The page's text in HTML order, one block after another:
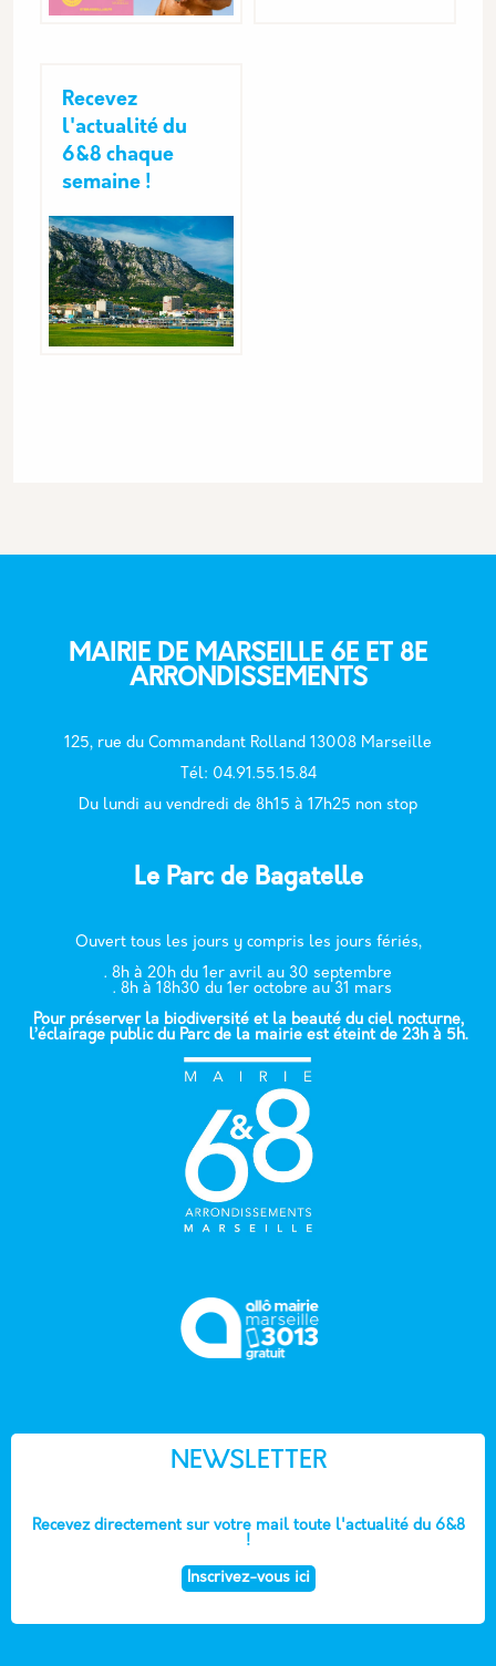
Recevez
l'actualité du
6&8 chaque
semaine !
MAIRIE DE MARSEILLE 6E ET 8E
ARRONDISSEMENTS
125, rue du Commandant Rolland 13008 Marseille
Tél: 04.91.55.15.84
Du lundi au vendredi de 8h15 à 17h25 non stop
Le Parc de Bagatelle
Ouvert tous les jours y compris les jours fériés,
. 8h à 20h du 1er avril au 30 septembre
. 8h à 18h30 du 1er octobre au 31 mars
Pour préserver la biodiversité et la beauté du ciel nocturne,
l’éclairage public du Parc de la mairie est éteint de 23h à 5h.
NEWSLETTER
Recevez directement sur votre mail toute l'actualité du 6&8
!
Inscrivez-vous ici